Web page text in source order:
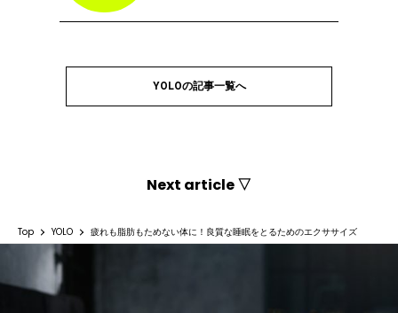
YOLOの記事一覧へ
Next article ▽
Top YOLO 疲れも脂肪もためない体に！良質な睡眠をとるためのエクササイズ